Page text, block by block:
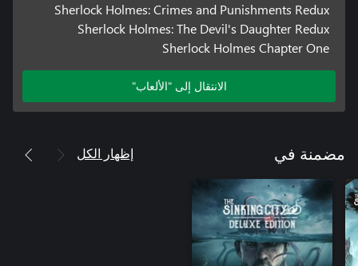
Sherlock Holmes: Crimes and Punishments Redux
Sherlock Holmes: The Devil's Daughter Redux
Sherlock Holmes Chapter One
الانتقال إلى "الألعاب"
مضمنة في إظهار الكل